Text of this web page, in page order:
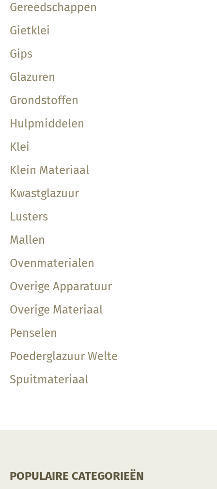
Gereedschappen
Gietklei
Gips
Glazuren
Grondstoffen
Hulpmiddelen
Klei
Klein Materiaal
Kwastglazuur
Lusters
Mallen
Ovenmaterialen
Overige Apparatuur
Overige Materiaal
Penselen
Poederglazuur Welte
Spuitmateriaal
POPULAIRE CATEGORIEËN